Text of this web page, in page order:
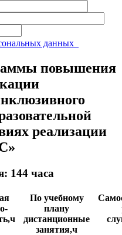
данных
повышения
реализации
144 часа
По учебному
плану
дистанционные
занятия,ч